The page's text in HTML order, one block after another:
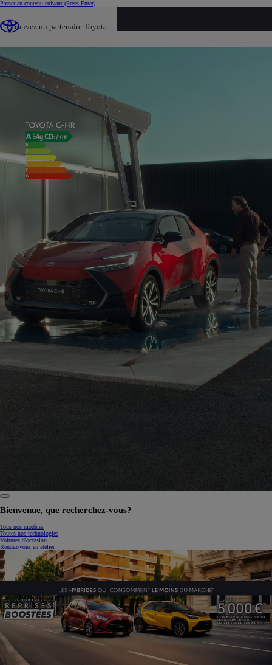
Passer au contenu suivant (Press Enter)
Trouvez un partenaire Toyota
Bienvenue, que recherchez-vous?
Tous nos modèles
Toutes nos technologies
Voitures d'occasion
Rendez-vous en atelier